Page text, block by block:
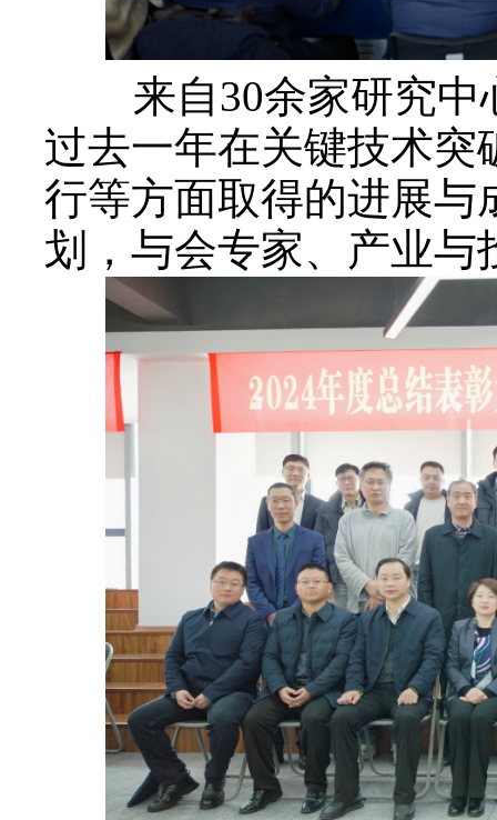
来自30余家研究
过去一年在关键技术突
行等方面取得的进展与
划，与会专家、产业与